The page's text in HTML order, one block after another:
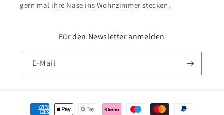
gern mal ihre Nase ins Wohnzimmer stecken.
Für den Newsletter anmelden
E-Mail
Zahlungsmethoden